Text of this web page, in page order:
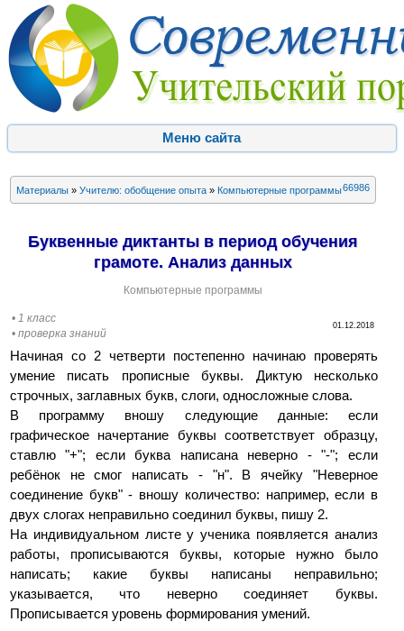
Меню сайта
Материалы» Учителю: обобщение опыта» Компьютерные программы66986
Буквенные диктанты в период обучения
грамоте. Анализ данных
Компьютерные программы
• 1 класс
• проверка знаний
01.12.2018
Начиная со 2 четверти постепенно начинаю проверять
умение писать прописные буквы. Диктую несколько
строчных, заглавных букв, слоги, односложные слова.
В программу вношу следующие данные: если
графическое начертание буквы соответствует образцу,
ставлю "+"; если буква написана неверно - "-"; если
ребёнок не смог написать - "н". В ячейку "Неверное
соединение букв" - вношу количество: например, если в
двух слогах неправильно соединил буквы, пишу 2.
На индивидуальном листе у ученика появляется анализ
работы, прописываются буквы, которые нужно было
написать; какие буквы написаны неправильно;
указывается, что неверно соединяет буквы.
Прописывается уровень формирования умений.